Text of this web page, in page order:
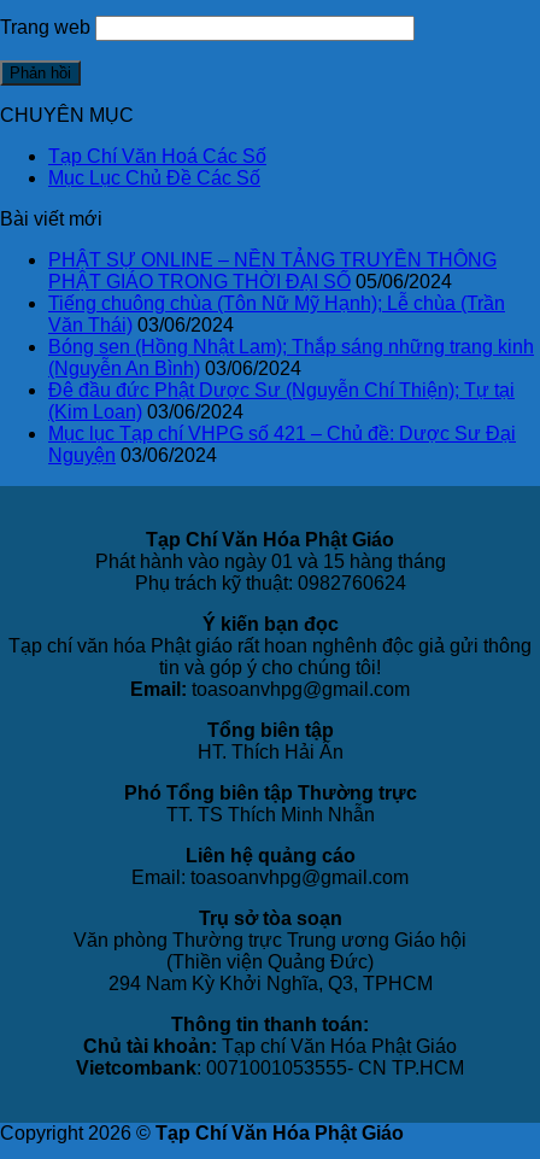
Trang web
CHUYÊN MỤC
Tạp Chí Văn Hoá Các Số
Mục Lục Chủ Đề Các Số
Bài viết mới
PHẬT SỰ ONLINE – NỀN TẢNG TRUYỀN THÔNG
PHẬT GIÁO TRONG THỜI ĐẠI SỐ 05/06/2024
Tiếng chuông chùa (Tôn Nữ Mỹ Hạnh); Lễ chùa (Trần
Văn Thái) 03/06/2024
Bóng sen (Hồng Nhật Lam); Thắp sáng những trang kinh
(Nguyễn An Bình) 03/06/2024
Đê đầu đức Phật Dược Sư (Nguyễn Chí Thiện); Tự tại
(Kim Loan) 03/06/2024
Mục lục Tạp chí VHPG số 421 – Chủ đề: Dược Sư Đại
Nguyện 03/06/2024
Tạp Chí Văn Hóa Phật Giáo
Phát hành vào ngày 01 và 15 hàng tháng
Phụ trách kỹ thuật: 0982760624
Ý kiến bạn đọc
Tạp chí văn hóa Phật giáo rất hoan nghênh độc giả gửi thông
tin và góp ý cho chúng tôi!
Email: toasoanvhpg@gmail.com
Tổng biên tập
HT. Thích Hải Ấn
Phó Tổng biên tập Thường trực
TT. TS Thích Minh Nhẫn
Liên hệ quảng cáo
Email: toasoanvhpg@gmail.com
Trụ sở tòa soạn
Văn phòng Thường trực Trung ương Giáo hội
(Thiền viện Quảng Đức)
294 Nam Kỳ Khởi Nghĩa, Q3, TPHCM
Thông tin thanh toán:
Chủ tài khoản: Tạp chí Văn Hóa Phật Giáo
Vietcombank: 0071001053555- CN TP.HCM
Copyright 2026 © Tạp Chí Văn Hóa Phật Giáo